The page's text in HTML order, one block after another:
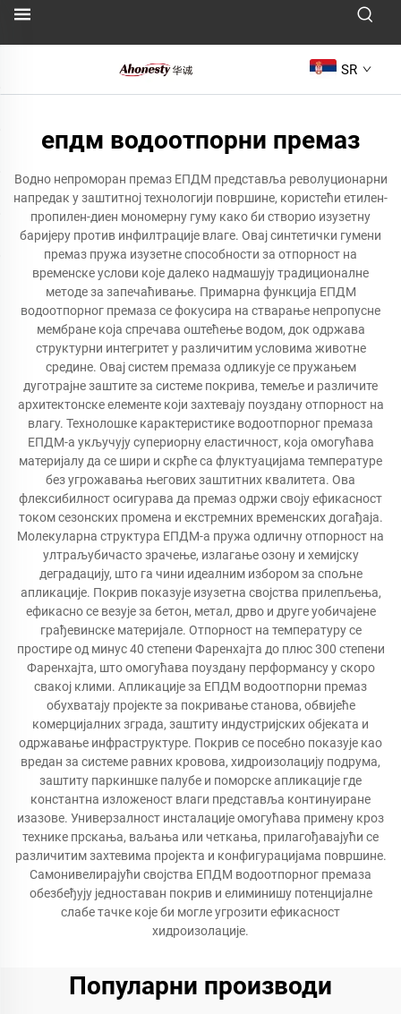
SR
епдм водоотпорни премаз
Водно непроморан премаз ЕПДМ представља револуционарни
напредак у заштитној технологији површине, користећи етилен-
пропилен-диен мономерну гуму како би створио изузетну
баријеру против инфилтрације влаге. Овај синтетички гумени
премаз пружа изузетне способности за отпорност на
временске услови које далеко надмашују традиционалне
методе за запечаћивање. Примарна функција ЕПДМ
водоотпорног премаза се фокусира на стварање непропусне
мембране која спречава оштећење водом, док одржава
структурни интегритет у различитим условима животне
средине. Овај систем премаза одликује се пружањем
дуготрајне заштите за системе покрива, темеље и различите
архитектонске елементе који захтевају поуздану отпорност на
влагу. Технолошке карактеристике водоотпорног премаза
ЕПДМ-а укључују супериорну еластичност, која омогућава
материјалу да се шири и скрће са флуктуацијама температуре
без угрожавања његових заштитних квалитета. Ова
флексибилност осигурава да премаз одржи своју ефикасност
током сезонских промена и екстремних временских догађаја.
Молекуларна структура ЕПДМ-а пружа одличну отпорност на
ултраљубичасто зрачење, излагање озону и хемијску
деградацију, што га чини идеалним избором за спољне
апликације. Покрив показује изузетна својства прилепљења,
ефикасно се везује за бетон, метал, дрво и друге уобичајене
грађевинске материјале. Отпорност на температуру се
простире од минус 40 степени Фаренхајта до плюс 300 степени
Фаренхајта, што омогућава поуздану перформансу у скоро
свакој клими. Апликације за ЕПДМ водоотпорни премаз
обухватају пројекте за покривање станова, обвијеће
комерцијалних зграда, заштиту индустријских објеката и
одржавање инфраструктуре. Покрив се посебно показује као
вредан за системе равних кровова, хидроизолацију подрума,
заштиту паркиншке палубе и поморске апликације где
константна изложеност влаги представља континуиране
изазове. Универзалност инсталације омогућава примену кроз
технике прскања, ваљања или четкања, прилагођавајући се
различитим захтевима пројекта и конфигурацијама површине.
Самонивелирајући својства ЕПДМ водоотпорног премаза
обезбеђују једноставан покрив и елиминишу потенцијалне
слабе тачке које би могле угрозити ефикасност
хидроизолације.
Популарни производи